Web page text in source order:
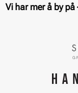
Vi har mer å by